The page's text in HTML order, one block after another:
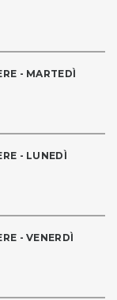
- MARTEDÌ
- LUNEDÌ
- VENERDÌ